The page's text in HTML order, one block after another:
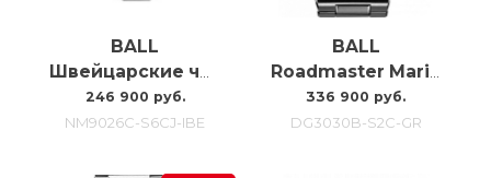
BALL
Швейцарские часы с автоподзаводом Ball Marvelight Chronometer NM9026C-S6CJ-IBE
246 900 руб.
NM9026C-S6CJ-IBE
BALL
Roadmaster Marine Gmt DG3030B-S2C-GR
336 900 руб.
DG3030B-S2C-GR